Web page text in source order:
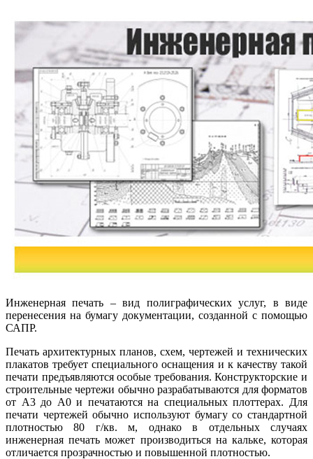
Инженерная печать – вид полиграфических услуг, в виде
перенесения на бумагу документации, созданной с помощью
САПР.
Печать архитектурных планов, схем, чертежей и технических
плакатов требует специального оснащения и к качеству такой
печати предъявляются особые требования. Конструкторские и
строительные чертежи обычно разрабатываются для форматов
от А3 до А0 и печатаются на специальных плоттерах. Для
печати чертежей обычно используют бумагу со стандартной
плотностью 80 г/кв. м, однако в отдельных случаях
инженерная печать может производиться на кальке, которая
отличается прозрачностью и повышенной плотностью.